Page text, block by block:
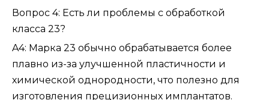
Вопрос 4: Есть ли проблемы с обработкой
класса 23?
A4: Марка 23 обычно обрабатывается более
плавно из-за улучшенной пластичности и
химической однородности, что полезно для
изготовления прецизионных имплантатов.